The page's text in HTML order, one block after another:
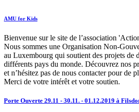
AMU for Kids
Bienvenue sur le site de l’association
Nous sommes une Organisation Non-
au Luxembourg qui soutient des projets de
différents pays du monde. Découvrez nos
et n’hésitez pas de nous contacter pour de
Merci de votre intérêt et votre soutien.
Porte Ouverte 29.11 - 30.11. - 01.12.2019 à